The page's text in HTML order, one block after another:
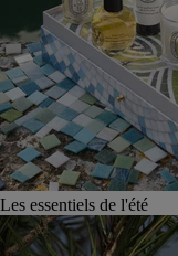
Les essentiels de l'été